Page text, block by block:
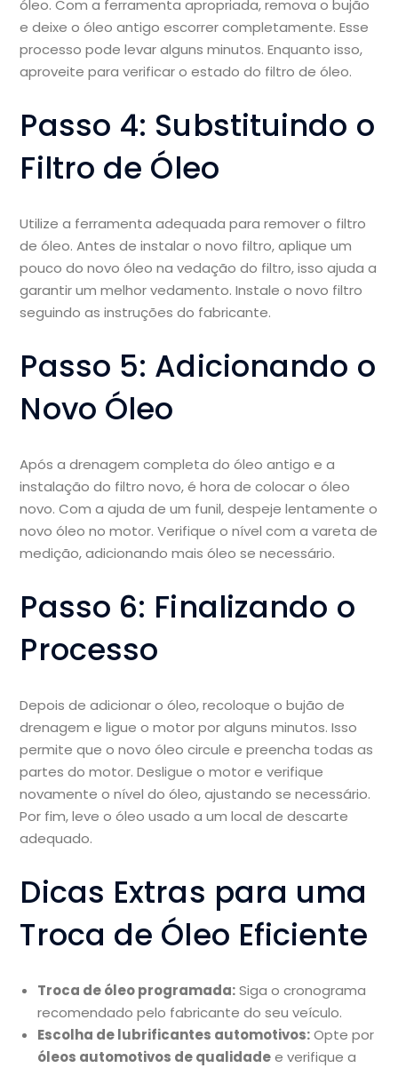
óleo. Com a ferramenta apropriada, remova o bujão
e deixe o óleo antigo escorrer completamente. Esse
processo pode levar alguns minutos. Enquanto isso,
aproveite para verificar o estado do filtro de óleo.
Passo 4: Substituindo o
Filtro de Óleo
Utilize a ferramenta adequada para remover o filtro
de óleo. Antes de instalar o novo filtro, aplique um
pouco do novo óleo na vedação do filtro, isso ajuda a
garantir um melhor vedamento. Instale o novo filtro
seguindo as instruções do fabricante.
Passo 5: Adicionando o
Novo Óleo
Após a drenagem completa do óleo antigo e a
instalação do filtro novo, é hora de colocar o óleo
novo. Com a ajuda de um funil, despeje lentamente o
novo óleo no motor. Verifique o nível com a vareta de
medição, adicionando mais óleo se necessário.
Passo 6: Finalizando o
Processo
Depois de adicionar o óleo, recoloque o bujão de
drenagem e ligue o motor por alguns minutos. Isso
permite que o novo óleo circule e preencha todas as
partes do motor. Desligue o motor e verifique
novamente o nível do óleo, ajustando se necessário.
Por fim, leve o óleo usado a um local de descarte
adequado.
Dicas Extras para uma
Troca de Óleo Eficiente
Troca de óleo programada:Siga o cronograma
recomendado pelo fabricante do seu veículo.
Escolha de lubrificantes automotivos:Opte por
óleos automotivos de qualidadee verifique a